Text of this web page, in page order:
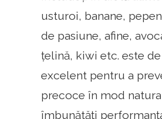
usturoi, banane,
de pasiune, afine,
țelină, kiwi etc. este
excelent pentru a
precoce în mod
îmbunătăți